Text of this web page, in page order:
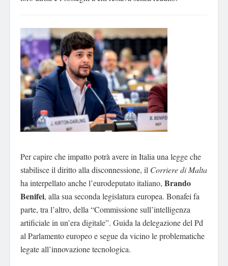
Per capire che impatto potrà avere in Italia una legge che
stabilisce il diritto alla disconnessione, il Corriere di Malta
ha interpellato anche l’eurodeputato italiano, Brando
Benifei, alla sua seconda legislatura europea. Bonafei fa
parte, tra l’altro, della “Commissione sull’intelligenza
artificiale in un’era digitale”. Guida la delegazione del Pd
al Parlamento europeo e segue da vicino le problematiche
legate all’innovazione tecnologica.